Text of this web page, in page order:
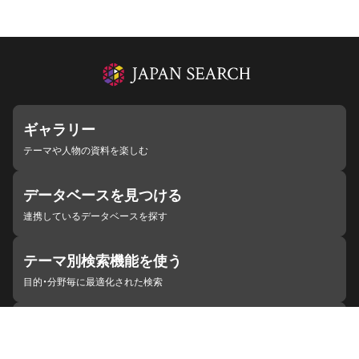
ギャラリー
テーマや人物の資料を楽しむ
データベースを見つける
連携しているデータベースを探す
テーマ別検索機能を使う
目的・分野毎に最適化された検索